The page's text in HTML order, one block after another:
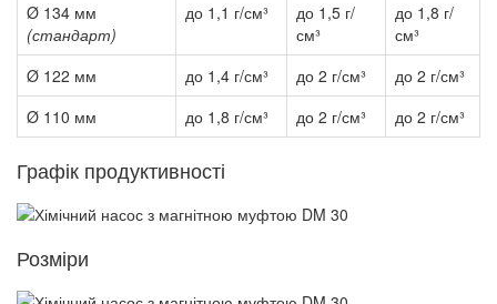
Ø 134 мм
(стандарт)
до 1,1 г/см³
до 1,5 г/
см³
до 1,8 г/
см³
Ø 122 мм
до 1,4 г/см³ до 2 г/см³
до 2 г/см³
Ø 110 мм
до 1,8 г/см³ до 2 г/см³ до 2 г/см³
Графік продуктивності
Розміри